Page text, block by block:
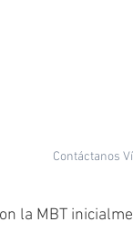
Contáctanos
la MBT